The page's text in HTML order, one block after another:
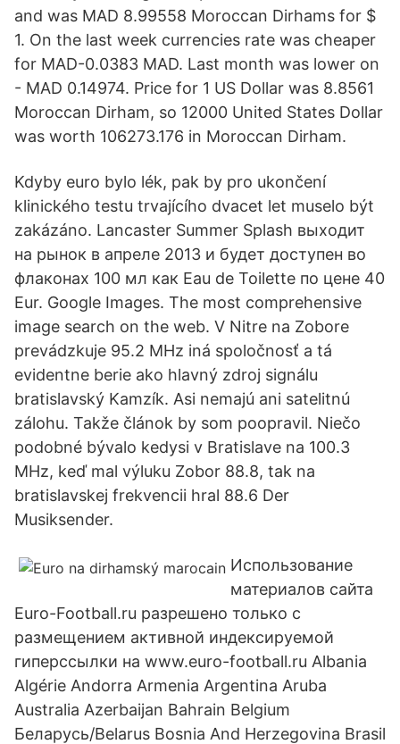
and was MAD 8.99558 Moroccan Dirhams for $
1. On the last week currencies rate was cheaper
for MAD-0.0383 MAD. Last month was lower on
- MAD 0.14974. Price for 1 US Dollar was 8.8561
Moroccan Dirham, so 12000 United States Dollar
was worth 106273.176 in Moroccan Dirham.
Kdyby euro bylo lék, pak by pro ukončení
klinického testu trvajícího dvacet let muselo být
zakázáno. Lancaster Summer Splash выходит
на рынок в апреле 2013 и будет доступен во
флаконах 100 мл как Eau de Toilette по цене 40
Eur. Google Images. The most comprehensive
image search on the web. V Nitre na Zobore
prevádzkuje 95.2 MHz iná spoločnosť a tá
evidentne berie ako hlavný zdroj signálu
bratislavský Kamzík. Asi nemajú ani satelitnú
zálohu. Takže článok by som poopravil. Niečo
podobné bývalo kedysi v Bratislave na 100.3
MHz, keď mal výluku Zobor 88.8, tak na
bratislavskej frekvencii hral 88.6 Der
Musiksender.
Использование
материалов сайта
Euro-Football.ru разрешено только с
размещением активной индексируемой
гиперссылки на www.euro-football.ru Albania
Algérie Andorra Armenia Argentina Aruba
Australia Azerbaijan Bahrain Belgium
Беларусь/Belarus Bosnia And Herzegovina Brasil